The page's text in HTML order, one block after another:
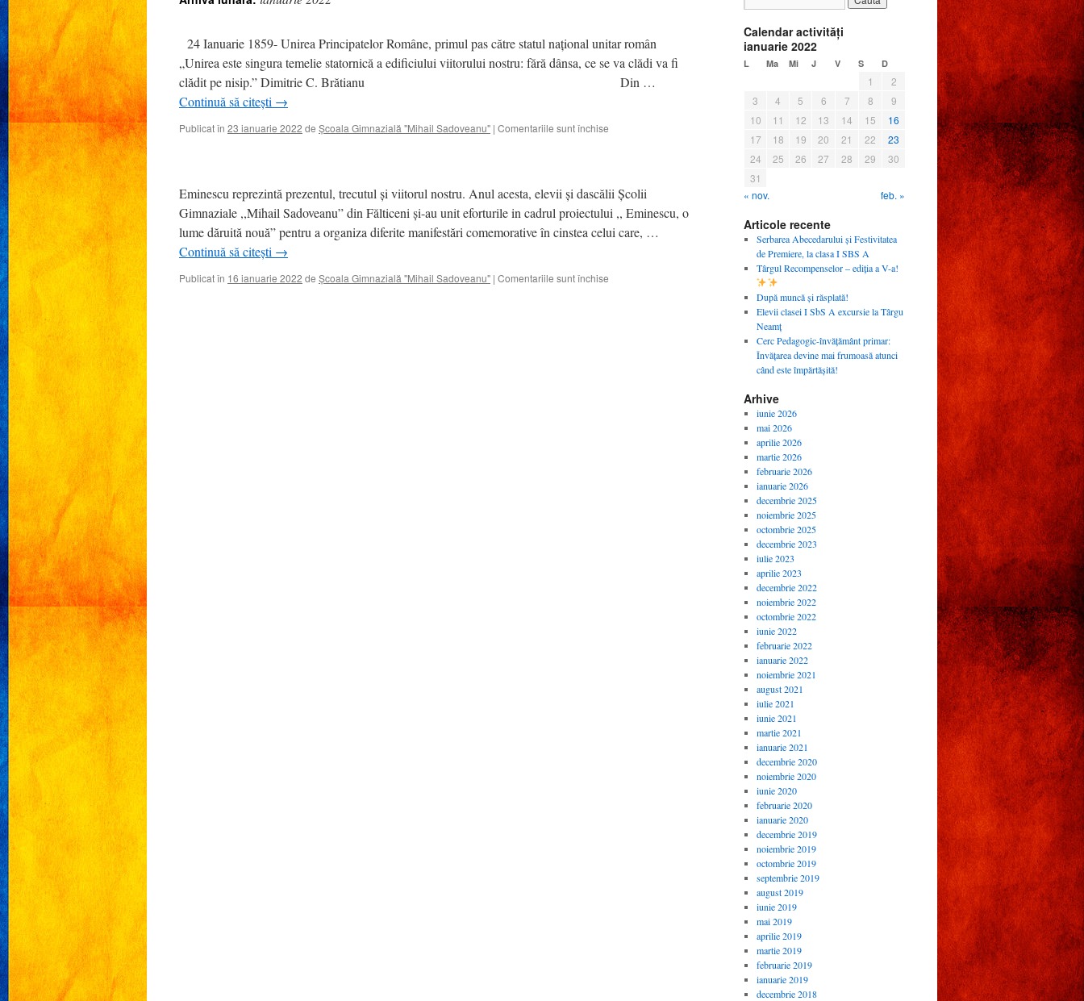
24 Ianuarie 1859- Unirea Principatelor Române, primul pas către statul național unitar român
„Unirea este singura temelie statornică a edificiului viitorului nostru: fără dânsa, ce se va clădi va fi
clădit pe nisip.” Dimitrie C. Brătianu Din …
Continuă să citești →
Publicat în 23 ianuarie 2022 de Școala Gimnazială "Mihail Sadoveanu" | Comentariile sunt închise
Eminescu reprezintă prezentul, trecutul şi viitorul nostru. Anul acesta, elevii şi dascălii Şcolii
Gimnaziale ,,Mihail Sadoveanu” din Fălticeni şi-au unit eforturile in cadrul proiectului ,, Eminescu, o
lume dăruită nouă” pentru a organiza diferite manifestări comemorative în cinstea celui care, …
Continuă să citești →
Publicat în 16 ianuarie 2022 de Școala Gimnazială "Mihail Sadoveanu" | Comentariile sunt închise
Calendar activităţi
ianuarie 2022
L Ma Mi J V S D
1
2
3
4 5 6 7 8
9
10
11 12 13 14 15
16
17
18 19 20 21 22
23
24
25 26 27 28 29
30
31
« nov.
feb. »
Articole recente
Serbarea Abecedarului și Festivitatea
de Premiere, la clasa I SBS A
Târgul Recompenselor – ediția a V-a!
După muncă și răsplată!
Elevii clasei I SbS A excursie la Târgu
Neamț
Cerc Pedagogic-învățământ primar:
Învățarea devine mai frumoasă atunci
când este împărtășită!
Arhive
iunie 2026
mai 2026
aprilie 2026
martie 2026
februarie 2026
ianuarie 2026
decembrie 2025
noiembrie 2025
octombrie 2025
decembrie 2023
iulie 2023
aprilie 2023
decembrie 2022
noiembrie 2022
octombrie 2022
iunie 2022
februarie 2022
ianuarie 2022
noiembrie 2021
august 2021
iulie 2021
iunie 2021
martie 2021
ianuarie 2021
decembrie 2020
noiembrie 2020
iunie 2020
februarie 2020
ianuarie 2020
decembrie 2019
noiembrie 2019
octombrie 2019
septembrie 2019
august 2019
iunie 2019
mai 2019
aprilie 2019
martie 2019
februarie 2019
ianuarie 2019
decembrie 2018